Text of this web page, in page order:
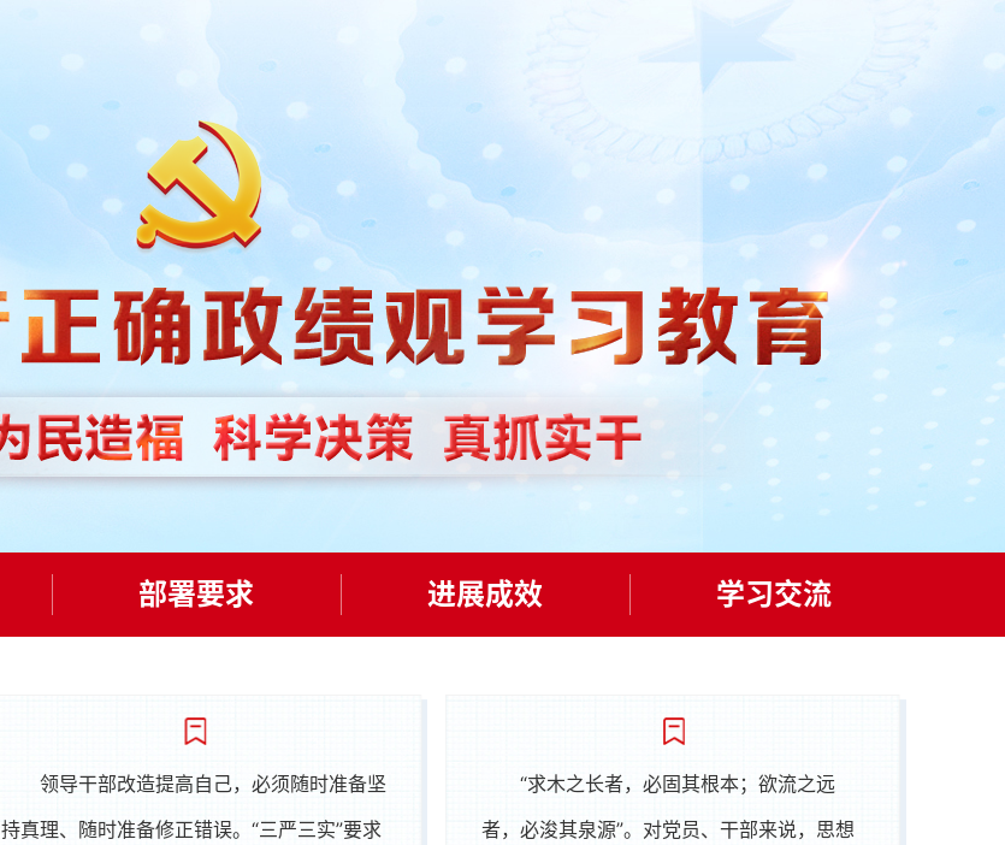
部署要求 进展成效 学习交流
领导干部改造提高自己，必须随时准备坚
持真理、随时准备修正错误。“三严三实”要求
“求木之长者，必固其根本；欲流之远
者，必浚其泉源”。对党员、干部来说，思想